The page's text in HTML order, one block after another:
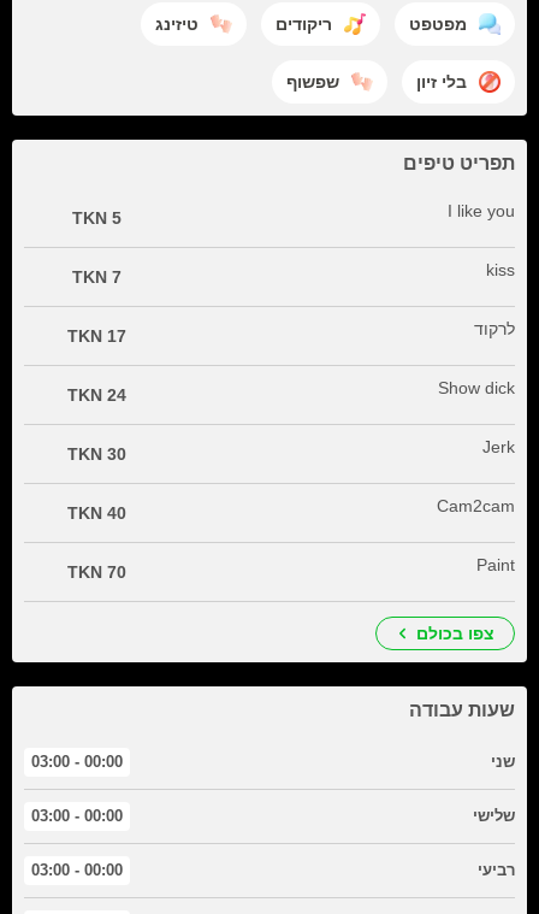
מפטפט ריקודים טיזינג
בלי זיון שפשוף
תפריט טיפים
I like you
5 TKN
kiss
7 TKN
לרקוד 17 TKN
Show dick
24 TKN
Jerk
30 TKN
Cam2cam
40 TKN
Paint
70 TKN
צפו בכולם
שעות עבודה
שני 00:00 - 03:00
שלישי 00:00 - 03:00
רביעי 00:00 - 03:00